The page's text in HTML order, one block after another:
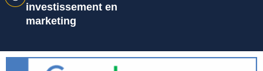
investissement en
marketing